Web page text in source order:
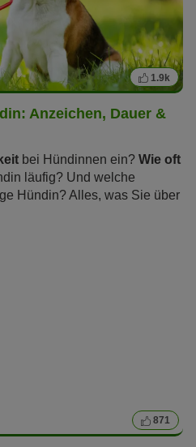
1.9k
Anzeichen, Dauer &
bei Hündinnen ein? Wie oft
läufig? Und welche
Hündin? Alles, was Sie über
871